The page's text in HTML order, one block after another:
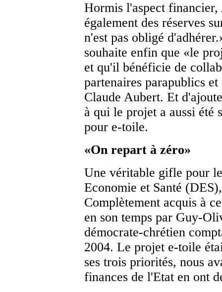
Hormis l'aspect
également des réserves
n'est pas obligé
souhaite enfin que «le
et qu'il bénéficie de
partenaires parapublics
Claude Aubert. Et
à qui le projet a aussi été
pour e-toile.
«On repart à zéro»
Une véritable gifle pour
Economie et Santé
Complètement acquis à
en son temps par Guy-
démocrate-chrétien
2004. Le projet e-toile
ses trois priorités, nous
finances de l'Etat en ont